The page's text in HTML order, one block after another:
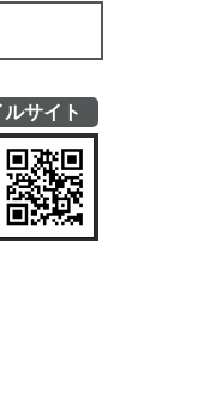
サイト